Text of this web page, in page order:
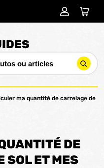
ma quantité de carrelage de
DE
SOL ET MES